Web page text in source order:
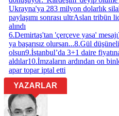
Ukrayna'ya 283 milyon dolarlık
paylaşımı sonrası ultrAslan tribün
alındı
6.Demirtaş'tan 'çerçeve yasa' mesajı
ya başarısız olursan...8.Gül
olsun9.İstanbul’da 3+1 daire
aldılar10.İmzaların ardından on
apar topar iptal etti
YAZARLAR